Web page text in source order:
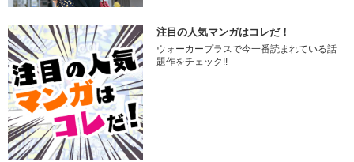
注目の人気マンガはコレだ！
ウォーカープラスで今一番読まれている話
題作をチェック!!